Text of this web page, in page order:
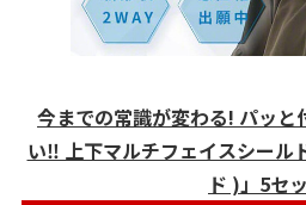
今までの常識が変わる! パッ
い‼ 上下マルチフェイスシール
ド )」5セ